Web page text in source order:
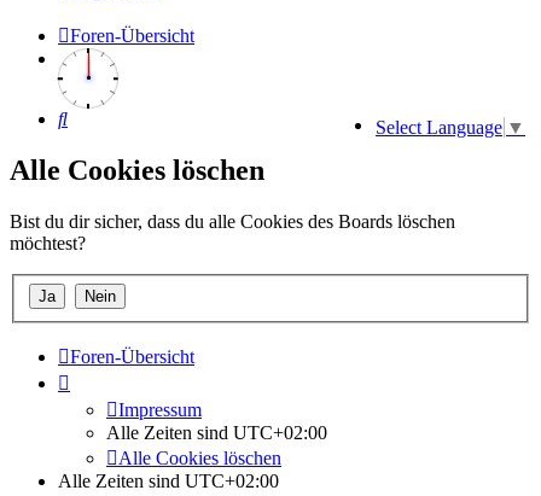
Foren-Übersicht
Select Language ▼
Suche
Alle Cookies löschen
Bist du dir sicher, dass du alle Cookies des Boards löschen
möchtest?
Foren-Übersicht
Impressum
Alle Zeiten sind UTC+02:00
Alle Cookies löschen
Alle Zeiten sind UTC+02:00